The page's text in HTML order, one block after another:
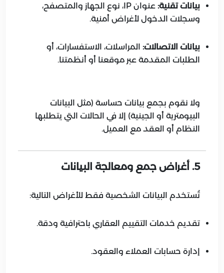
بيانات تقنية:
عنوان IP، نوع الجهاز والمتصفح،
وسجلات الدخول لأغراض أمنية.
بيانات الاتصالات: المراسلات، الاستفسارات، أو
الطلبات المقدمة عبر موقعنا أو أنظمتنا.
ولا نقوم بجمع بيانات حساسة (مثل البيانات
البيومترية أو الجينية) إلا في الحالات التي يتطلبها
النظام أو العقد مع العميل.
5. أغراض جمع ومعالجة البيانات
تُستخدم البيانات الشخصية فقط للأغراض التالية:
تقديم خدمات التقييم العقاري باحترافية ودقة.
إدارة حسابات العملاء والعقود.